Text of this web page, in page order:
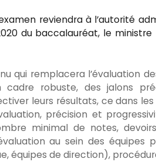
reviendra à l’autorité
du baccalauréat, le
qui remplacera l’évaluation
cadre robuste, des jalons
leurs résultats, ce dans
précision et
minimal de notes,
au sein des équipes
équipes de direction),